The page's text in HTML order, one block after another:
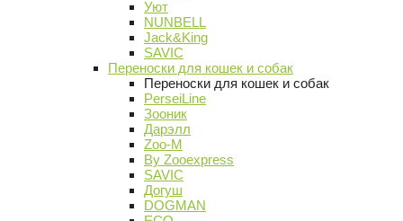
Уют
NUNBELL
Jack&King
SAVIC
Переноски для кошек и собак
Переноски для кошек и собак
PerseiLine
Зооник
Дарэлл
Zoo-M
By Zooexpress
SAVIC
Догуш
DOGMAN